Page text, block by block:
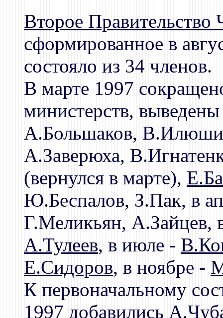
Второе
сформированное в
состояло из 34 членов.
В марте 1997
министерств, выведены
А.Большаков,
А.Заверюха,
(вернулся в марте),
Ю.Беспалов, З.Пак, в
Г.Меликьян, А.Зайцев,
А.Тулеев, в июле -
Е.Сидоров, в ноябре -
К первоначальному
1997 добавились